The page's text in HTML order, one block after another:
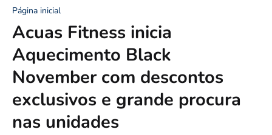
Página inicial
Acuas Fitness inicia
Aquecimento Black
November com descontos
exclusivos e grande procura
nas unidades